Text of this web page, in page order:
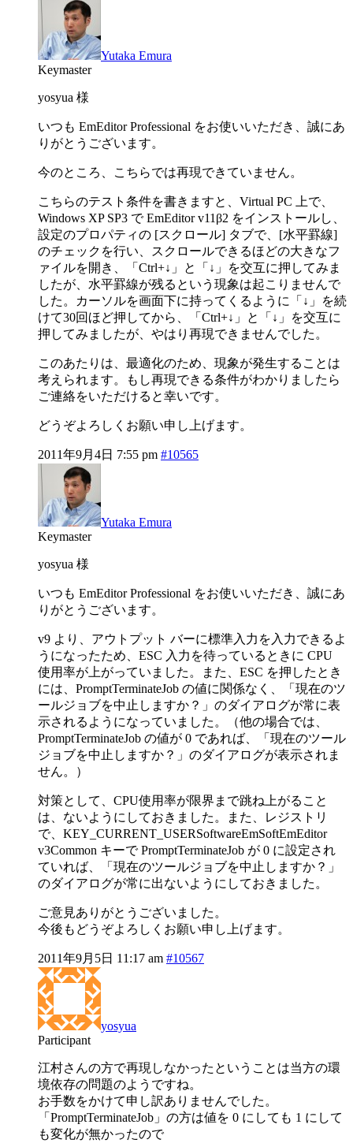
Yutaka Emura
Keymaster
yosyua 様
いつも EmEditor Professional をお使いいただき、誠にあ
りがとうございます。
今のところ、こちらでは再現できていません。
こちらのテスト条件を書きますと、Virtual PC 上で、
Windows XP SP3 で EmEditor v11β2 をインストールし、
設定のプロパティの [スクロール] タブで、[水平罫線]
のチェックを行い、スクロールできるほどの大きなフ
ァイルを開き、「Ctrl+↓」と「↓」を交互に押してみま
したが、水平罫線が残るという現象は起こりませんで
した。カーソルを画面下に持ってくるように「↓」を続
けて30回ほど押してから、「Ctrl+↓」と「↓」を交互に
押してみましたが、やはり再現できませんでした。
このあたりは、最適化のため、現象が発生することは
考えられます。もし再現できる条件がわかりましたら
ご連絡をいただけると幸いです。
どうぞよろしくお願い申し上げます。
2011年9月4日 7:55 pm #10565
Yutaka Emura
Keymaster
yosyua 様
いつも EmEditor Professional をお使いいただき、誠にあ
りがとうございます。
v9 より、アウトプット バーに標準入力を入力できるよ
うになったため、ESC 入力を待っているときに CPU
使用率が上がっていました。また、ESC を押したとき
には、PromptTerminateJob の値に関係なく、「現在のツ
ールジョブを中止しますか？」のダイアログが常に表
示されるようになっていました。（他の場合では、
PromptTerminateJob の値が 0 であれば、「現在のツール
ジョブを中止しますか？」のダイアログが表示されま
せん。）
対策として、CPU使用率が限界まで跳ね上がること
は、ないようにしておきました。また、レジストリ
で、KEY_CURRENT_USERSoftwareEmSoftEmEditor
v3Common キーで PromptTerminateJob が 0 に設定され
ていれば、「現在のツールジョブを中止しますか？」
のダイアログが常に出ないようにしておきました。
ご意見ありがとうございました。
今後もどうぞよろしくお願い申し上げます。
2011年9月5日 11:17 am #10567
yosyua
Participant
江村さんの方で再現しなかったということは当方の環
境依存の問題のようですね。
お手数をかけて申し訳ありませんでした。
「PromptTerminateJob」の方は値を 0 にしても 1 にして
も変化が無かったので